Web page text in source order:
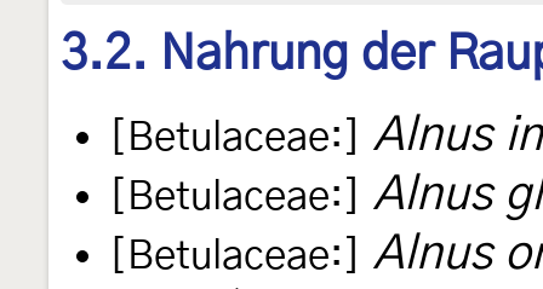
3.2. Nahrung der
[Betulaceae:] Alnus
[Betulaceae:] Alnus
[Betulaceae:]
Alnus